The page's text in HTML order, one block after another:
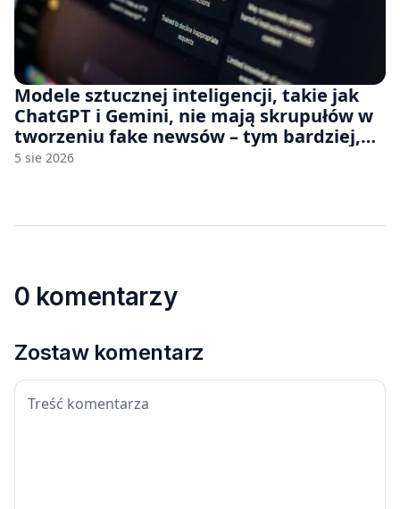
Modele sztucznej inteligencji, takie jak
ChatGPT i Gemini, nie mają skrupułów w
tworzeniu fake newsów – tym bardziej,
jeśli rozmawiasz z nimi po polsku
5 sie 2026
0 komentarzy
Zostaw komentarz